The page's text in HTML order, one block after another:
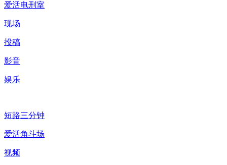
爱活电刑室
现场
投稿
影音
娱乐
短路三分钟
爱活角斗场
视频